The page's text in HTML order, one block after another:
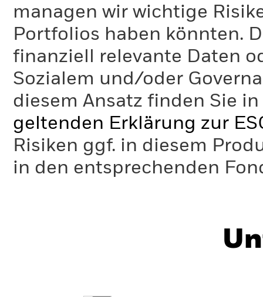
managen wir wichtige
Portfolios haben könnten.
finanziell relevante Daten
Sozialem und/oder
diesem Ansatz finden Sie
geltenden Erklärung zur
Risiken ggf. in diesem
in den entsprechenden